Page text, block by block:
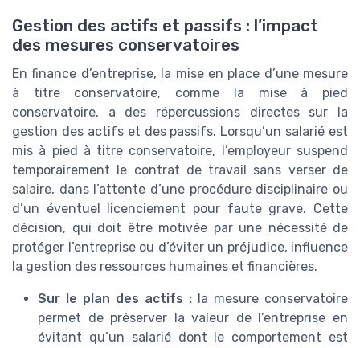
Gestion des actifs et passifs : l’impact
des mesures conservatoires
En finance d’entreprise, la mise en place d’une mesure
à titre conservatoire, comme la mise à pied
conservatoire, a des répercussions directes sur la
gestion des actifs et des passifs. Lorsqu’un salarié est
mis à pied à titre conservatoire, l’employeur suspend
temporairement le contrat de travail sans verser de
salaire, dans l’attente d’une procédure disciplinaire ou
d’un éventuel licenciement pour faute grave. Cette
décision, qui doit être motivée par une nécessité de
protéger l’entreprise ou d’éviter un préjudice, influence
la gestion des ressources humaines et financières.
Sur le plan des actifs : la mesure conservatoire
permet de préserver la valeur de l’entreprise en
évitant qu’un salarié dont le comportement est